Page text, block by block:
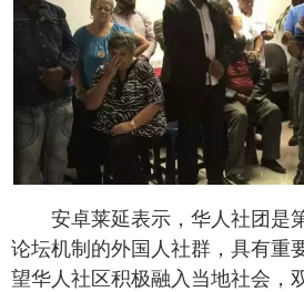
安卓莱延表示，华人社团是
论坛机制的外国人社群，具有重
望华人社区积极融入当地社会，